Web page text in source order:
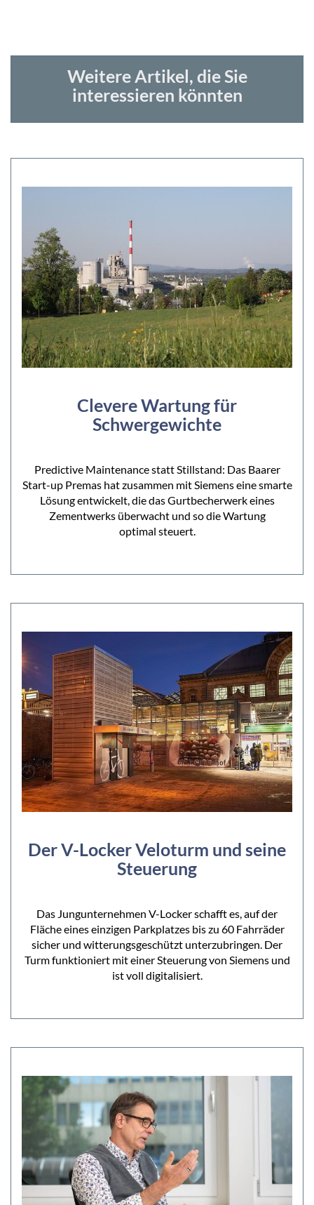
Weitere Artikel, die Sie
interessieren könnten
Clevere Wartung für
Schwergewichte
Predictive Maintenance statt Stillstand: Das Baarer
Start-up Premas hat zusammen mit Siemens eine smarte
Lösung entwickelt, die das Gurtbecherwerk eines
Zementwerks überwacht und so die Wartung
optimal steuert.
Der V-Locker Veloturm und seine
Steuerung
Das Jungunternehmen V-Locker schafft es, auf der
Fläche eines einzigen Parkplatzes bis zu 60 Fahrräder
sicher und witterungsgeschützt unterzubringen. Der
Turm funktioniert mit einer Steuerung von Siemens und
ist voll digitalisiert.